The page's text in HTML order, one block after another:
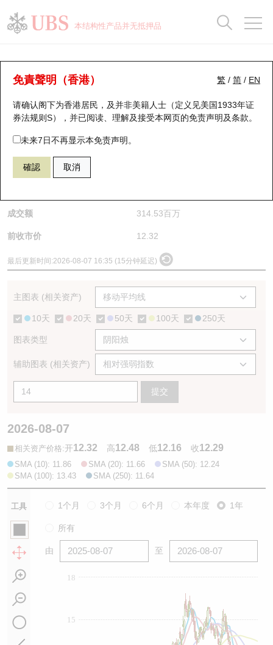
本结构性产品并无抵押品
繁 / 简 / EN
免責聲明（香港）
请确认阁下为香港居民，及并非美籍人士（定义见美国1933年证
券法规则S），并已阅读、理解及接受本网页的免责声明及条款。
未来7日不再显示本免责声明。
確認 取消
正股分析仪
1171 兖矿能源
(1171) 兖矿能源
$12.29 0.03 (-0.24%)
成交额 314.53百万
前收市价 12.32
最后更新时间:2026-08-07 16:35 (15分钟延迟)
主图表 (相关资产)
10天 20天 50天 100天 250天
图表类型
辅助图表 (相关资产)
提交
2026-08-07
相关资产价格:开12.32 高12.48 低12.16 收12.29
SMA (10): 11.86 SMA (20): 11.66
SMA (50): 12.24
SMA (100): 13.43
SMA (250): 11.64
工具 1个月 3个月 6个月 本年度 1年
所有
由 至
15
18
瑞银认股证一览
新发行瑞银认股证
即将到期认股证
认股证到期结算价查找
认股证分析仪
引伸波幅比较图
认股证文件及公告
认股证文件及公告 (瑞信)
街货统计
比较
牛熊全景快搜
牛熊证搜寻
牛熊证街货分布图
正股牛熊证列表
新发行瑞银牛熊证
即将到期牛熊证
牛熊证到期结算价查找
牛熊证分析仪
牛熊证文件及公告
街货统计
比较
十大升幅/跌幅
十大认股证成交分布
十天股证占大市成交
资金流
街货统计
正股分析仪
二十大活跃股份
恒指成份股
国指成份股
科指成份股
业绩及经济日历
AH 股价对照
ADR
持股比重
显示所有持股比重
每月轮证大市专题
轮证专栏
讲座及教育短片
认股证投资者教育
牛熊证投资者教育